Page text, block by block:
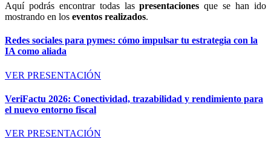
Aquí podrás encontrar todas laspresentaciones que se han ido
mostrando en los eventos realizados.
Redes sociales para pymes: cómo impulsar tu estrategia con la
IA como aliada
VER PRESENTACIÓN
VeriFactu 2026: Conectividad, trazabilidad y rendimiento para
el nuevo entorno fiscal
VER PRESENTACIÓN